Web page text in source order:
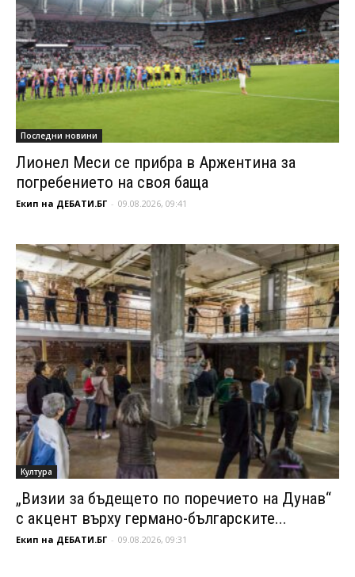
Последни новини
Лионел Меси се прибра в Аржентина за
погребението на своя баща
Екип на ДЕБАТИ.БГ - 09.08.2026, 09:41
Култура
„Визии за бъдещето по поречието на Дунав“
с акцент върху германо-българските...
Екип на ДЕБАТИ.БГ - 09.08.2026, 09:31